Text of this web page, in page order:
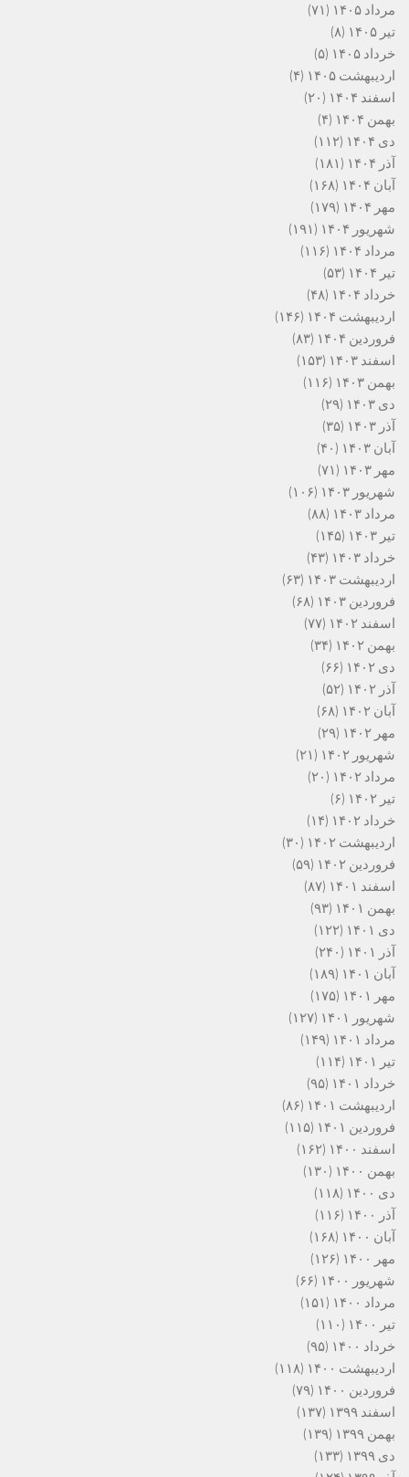
مرداد ۱۴۰۵
(۷۱)
تیر ۱۴۰۵
(۸)
خرداد ۱۴۰۵
(۵)
اردیبهشت ۱۴۰۵
(۴)
اسفند ۱۴۰۴
(۲۰)
بهمن ۱۴۰۴
(۴)
دی ۱۴۰۴
(۱۱۲)
آذر ۱۴۰۴
(۱۸۱)
آبان ۱۴۰۴
(۱۶۸)
مهر ۱۴۰۴
(۱۷۹)
شهریور ۱۴۰۴
(۱۹۱)
مرداد ۱۴۰۴
(۱۱۶)
تیر ۱۴۰۴
(۵۳)
خرداد ۱۴۰۴
(۴۸)
اردیبهشت ۱۴۰۴
(۱۴۶)
فروردین ۱۴۰۴
(۸۳)
اسفند ۱۴۰۳
(۱۵۳)
بهمن ۱۴۰۳
(۱۱۶)
دی ۱۴۰۳
(۲۹)
آذر ۱۴۰۳
(۳۵)
آبان ۱۴۰۳
(۴۰)
مهر ۱۴۰۳
(۷۱)
شهریور ۱۴۰۳
(۱۰۶)
مرداد ۱۴۰۳
(۸۸)
تیر ۱۴۰۳
(۱۴۵)
خرداد ۱۴۰۳
(۴۳)
اردیبهشت ۱۴۰۳
(۶۳)
فروردین ۱۴۰۳
(۶۸)
اسفند ۱۴۰۲
(۷۷)
بهمن ۱۴۰۲
(۳۴)
دی ۱۴۰۲
(۶۶)
آذر ۱۴۰۲
(۵۲)
آبان ۱۴۰۲
(۶۸)
مهر ۱۴۰۲
(۲۹)
شهریور ۱۴۰۲
(۲۱)
مرداد ۱۴۰۲
(۲۰)
تیر ۱۴۰۲
(۶)
خرداد ۱۴۰۲
(۱۴)
اردیبهشت ۱۴۰۲
(۳۰)
فروردین ۱۴۰۲
(۵۹)
اسفند ۱۴۰۱
(۸۷)
بهمن ۱۴۰۱
(۹۳)
دی ۱۴۰۱
(۱۲۲)
آذر ۱۴۰۱
(۲۴۰)
آبان ۱۴۰۱
(۱۸۹)
مهر ۱۴۰۱
(۱۷۵)
شهریور ۱۴۰۱
(۱۲۷)
مرداد ۱۴۰۱
(۱۴۹)
تیر ۱۴۰۱
(۱۱۴)
خرداد ۱۴۰۱
(۹۵)
اردیبهشت ۱۴۰۱
(۸۶)
فروردین ۱۴۰۱
(۱۱۵)
اسفند ۱۴۰۰
(۱۶۲)
بهمن ۱۴۰۰
(۱۳۰)
دی ۱۴۰۰
(۱۱۸)
آذر ۱۴۰۰
(۱۱۶)
آبان ۱۴۰۰
(۱۶۸)
مهر ۱۴۰۰
(۱۲۶)
شهریور ۱۴۰۰
(۶۶)
مرداد ۱۴۰۰
(۱۵۱)
تیر ۱۴۰۰
(۱۱۰)
خرداد ۱۴۰۰
(۹۵)
اردیبهشت ۱۴۰۰
(۱۱۸)
فروردین ۱۴۰۰
(۷۹)
اسفند ۱۳۹۹
(۱۳۷)
بهمن ۱۳۹۹
(۱۳۹)
دی ۱۳۹۹
(۱۳۳)